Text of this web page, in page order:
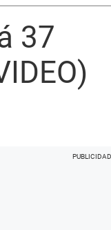
37